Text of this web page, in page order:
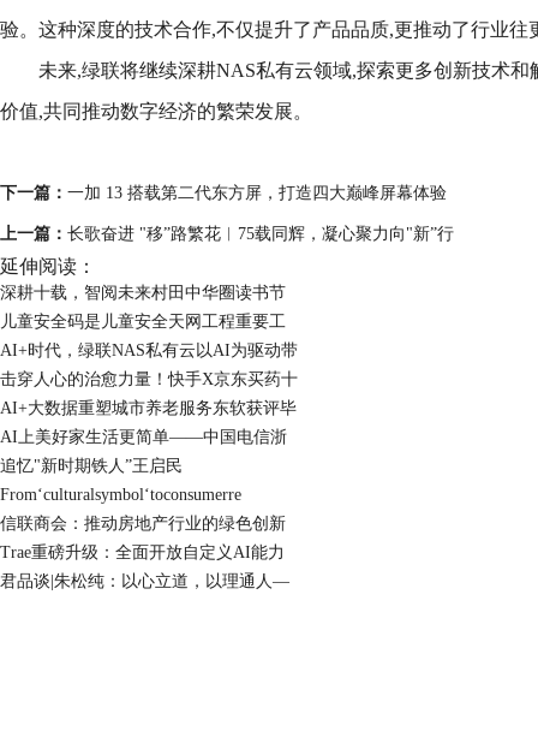
验。这种深度的技术合作,不仅提升了产品品质,更推动了行业往
未来,绿联将继续深耕NAS私有云领域,探索更多创新技术
价值,共同推动数字经济的繁荣发展。
下一篇： 一加 13 搭载第二代东方屏，打造四大巅峰屏幕体验
上一篇： 长歌奋进 "移”路繁花︱75载同辉，凝心聚力向"新”行
延伸阅读：
深耕十载，智阅未来村田中华圈读书节
儿童安全码是儿童安全天网工程重要工
AI+时代，绿联NAS私有云以AI为驱动带
击穿人心的治愈力量！快手X京东买药十
AI+大数据重塑城市养老服务东软获评毕
AI上美好家生活更简单——中国电信浙
追忆"新时期铁人”王启民
From‘culturalsymbol‘toconsumerre
信联商会：推动房地产行业的绿色创新
Trae重磅升级：全面开放自定义AI能力
君品谈|朱松纯：以心立道，以理通人—